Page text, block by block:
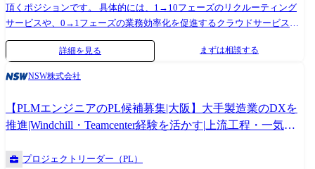
頂くポジションです。 具体的には、1→10フェーズのリクルーティング
サービスや、0→1フェーズの業務効率化を促進するクラウドサービス、
さらには社内システムに至るまで、上流工程における要件定義や仕様設
計からリリースまで一気通貫にお任せしたいと考えております。 実践の
中でエンジニアとしての成長を求める方、自社サービスを用いて業界を
言語・フレームワーク ・バックエンド:Ruby, Ruby on Rails ・フロントエ
ンド:TypeScript, React, Next.js, Vue.js, Nuxt.js, jQuery, Tailwind ・データベ
ース:MySQL ●インフラ ・AWS:EC2, ECS, RDS, S3, CloudFront, API
ツール ・Github, Github Actions, Figma, Cursor ●デバイス(OS) ・Windows,
詳細を見る まずは相談する
NSW株式会社
【PLMエンジニアのPL候補募集|大阪】大手製造業のDXを
推進|Windchill・Teamcenter経験を活かす|上流工程・一気通
プロジェクトリーダー（PL）